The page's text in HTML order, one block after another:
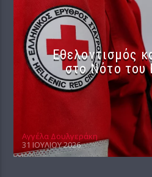
Εθελοντισμός
στο Νότο του
Αγγέλα Δουλγεράκη
31 ΙΟΥΛΊΟΥ 2026